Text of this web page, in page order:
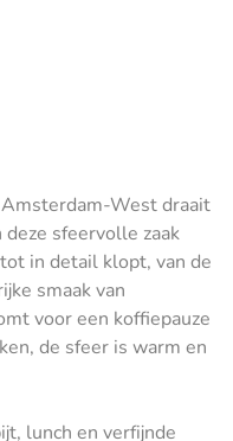
West draait
sfeervolle zaak
in detail klopt, van de
smaak van
voor een koffiepauze
de sfeer is warm en
lunch en verfijnde